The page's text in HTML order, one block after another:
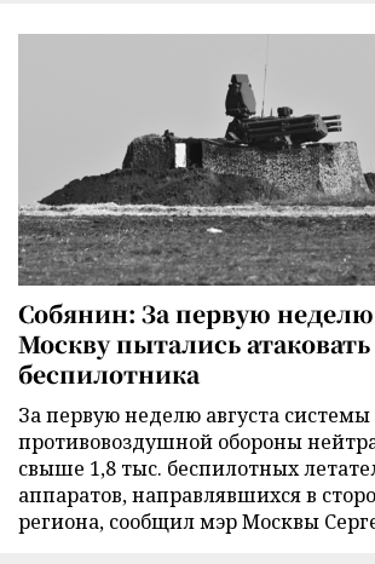
Собянин: За первую неделю
Москву пытались атаковать
беспилотника
За первую неделю августа системы
противовоздушной обороны
свыше 1,8 тыс. беспилотных
аппаратов, направлявшихся в
региона, сообщил мэр Москвы